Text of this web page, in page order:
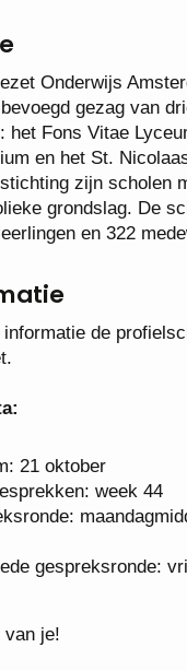
Onderwijs
gezag van
het Fons Vitae
en het St.
zijn scholen
grondslag. De
en 322
de
21 oktober
week 44
gespreksronde:
van je!